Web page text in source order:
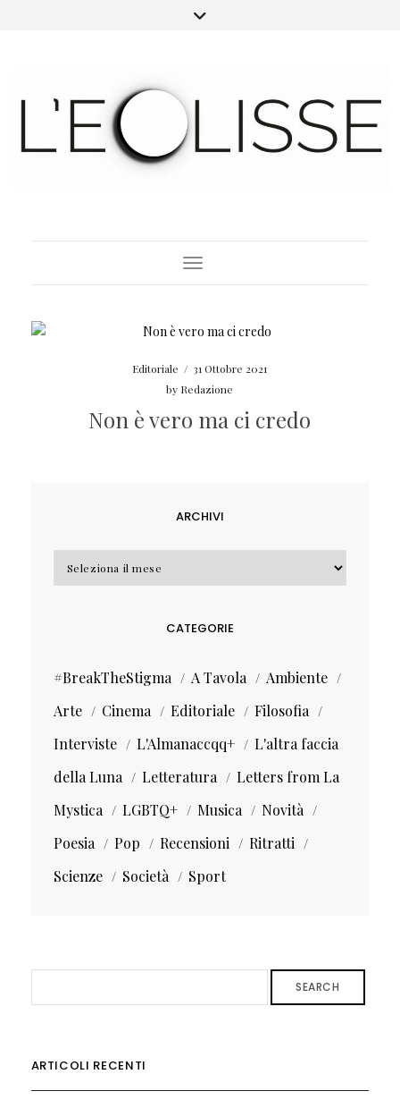
Toggle Navigation
Editoriale / 31 Ottobre 2021
by Redazione
Non è vero ma ci credo
ARCHIVI
Archivi
CATEGORIE
#BreakTheStigma A Tavola
Ambiente
Arte
Cinema Editoriale
Filosofia
Interviste
L'Almanaccqq+
L'altra faccia
della Luna
Letteratura
Letters from La
Mystica
LGBTQ+ Musica
Novità
Poesia
Pop Recensioni
Ritratti
Scienze
Società Sport
SEARCH
ARTICOLI RECENTI